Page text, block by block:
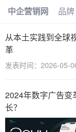
首页
中企营销网 品牌
从本土实践到全球
革
发表时间：2026-05-
2024年数字广告变
长？